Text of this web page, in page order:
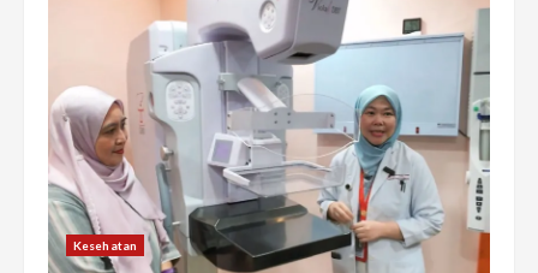
Pontianak,
Capai
54
Ribu
Kasus
Kesehatan